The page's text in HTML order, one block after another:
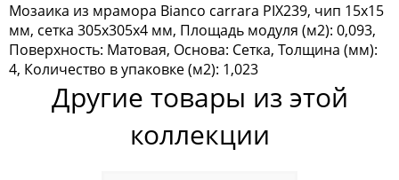
Мозаика Опера Декора
Россия
Мозаика из мрамора Bianco carrara PIX239, чип 15х15
мм, сетка 305х305х4 мм, Площадь модуля (м2): 0,093,
Поверхность: Матовая, Основа: Сетка, Толщина (мм):
4, Количество в упаковке (м2): 1,023
Другие товары из этой
коллекции